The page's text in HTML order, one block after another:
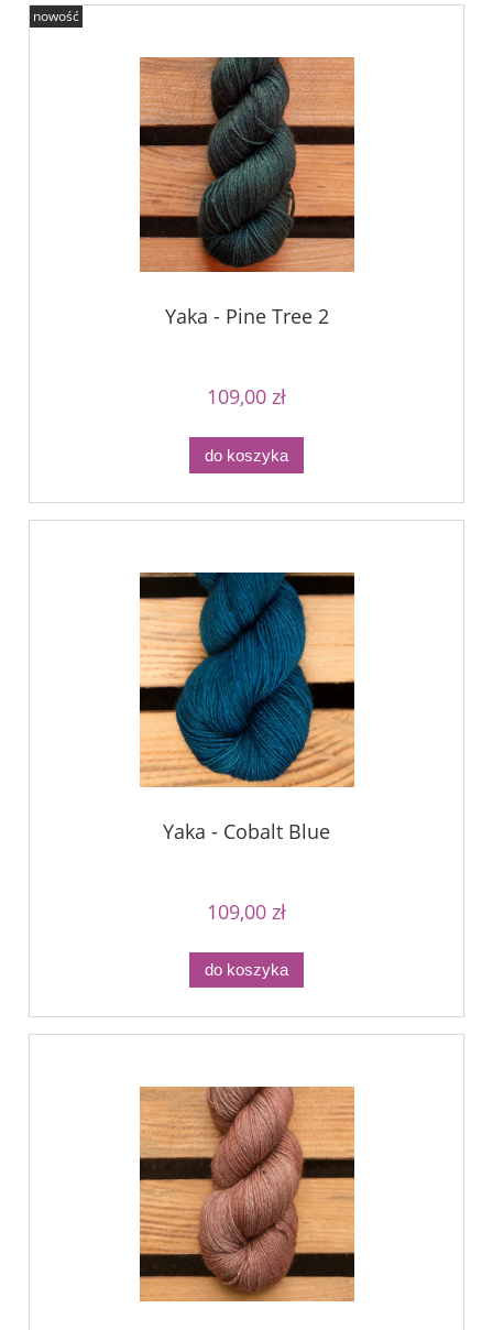
Yaka - Pine Tree 2
109,00 zł
do koszyka
nowość
Yaka - Cobalt Blue
109,00 zł
do koszyka